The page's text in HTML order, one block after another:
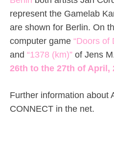
represent the Gamelab
are shown for Berlin. On
computer game “Doors of
and “1378 (km)” of Jens
26th to the 27th of April,
Further information about
CONNECT in the net.